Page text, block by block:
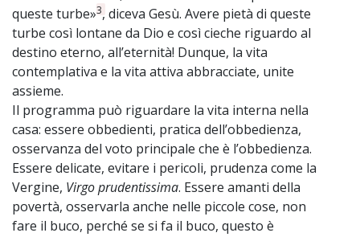
queste turbe»3, diceva Gesù. Avere pietà di queste
turbe così lontane da Dio e così cieche riguardo al
destino eterno, all’eternità! Dunque, la vita
contemplativa e la vita attiva abbracciate, unite
assieme.
Il programma può riguardare la vita interna nella
casa: essere obbedienti, pratica dell’obbedienza,
osservanza del voto principale che è l’obbedienza.
Essere delicate, evitare i pericoli, prudenza come la
Vergine, Virgo prudentissima. Essere amanti della
povertà, osservarla anche nelle piccole cose, non
fare il buco, perché se si fa il buco, questo è